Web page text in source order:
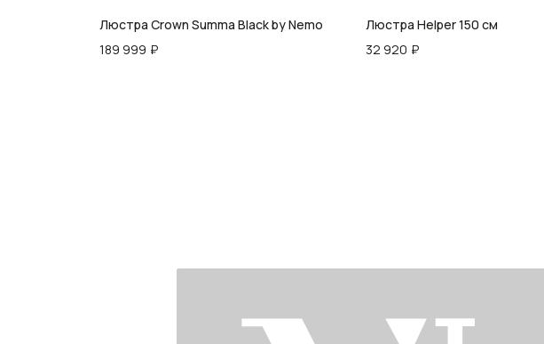
Люстра Crown Summa Black by Nemo
189 999 ₽
Люстра Helper 150 см
32 920 ₽